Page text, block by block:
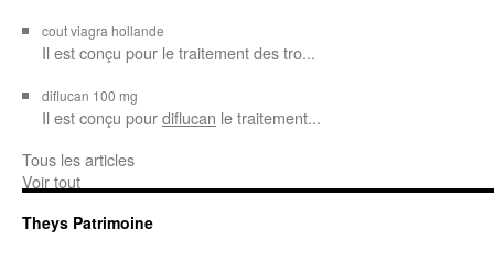
cout viagra hollande
Il est conçu pour le traitement des tro...
diflucan 100 mg
Il est conçu pourdiflucan le traitement...
Tous les articles
Voir tout
Theys Patrimoine